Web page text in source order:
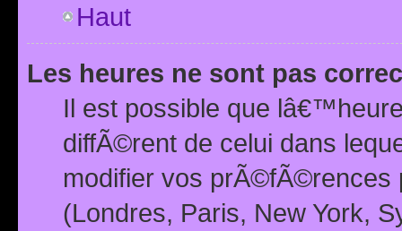
Haut
Les heures ne sont pas
Il est possible que
diffÃ©rent de celui dans
modifier vos prÃ©fÃ©rences
(Londres, Paris, New York,